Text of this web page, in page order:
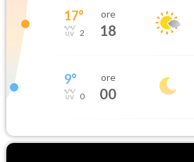
17°
2
ore
18
9°
0
ore
00